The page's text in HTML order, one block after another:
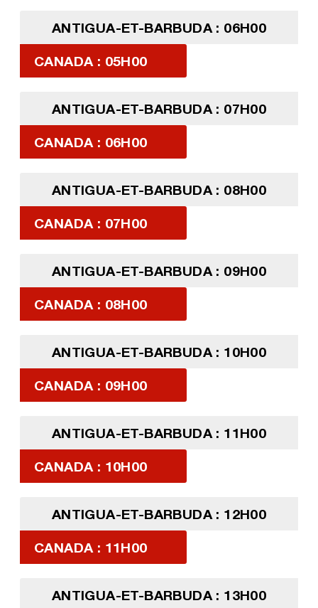
ANTIGUA-ET-BARBUDA : 06H00
CANADA : 05H00
ANTIGUA-ET-BARBUDA : 07H00
CANADA : 06H00
ANTIGUA-ET-BARBUDA : 08H00
CANADA : 07H00
ANTIGUA-ET-BARBUDA : 09H00
CANADA : 08H00
ANTIGUA-ET-BARBUDA : 10H00
CANADA : 09H00
ANTIGUA-ET-BARBUDA : 11H00
CANADA : 10H00
ANTIGUA-ET-BARBUDA : 12H00
CANADA : 11H00
ANTIGUA-ET-BARBUDA : 13H00